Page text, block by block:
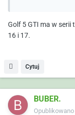
Golf 5 GTI ma w
16 i 17.
Cytuj
BUBER.
Opublikowano